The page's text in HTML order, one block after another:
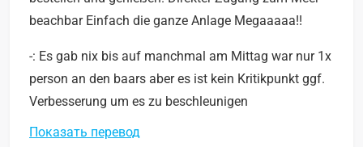
beachbar Einfach die ganze Anlage Megaaaaa!!
-: Es gab nix bis auf manchmal am Mittag war nur 1x
person an den baars aber es ist kein Kritikpunkt ggf.
Verbesserung um es zu beschleunigen
Показать перевод